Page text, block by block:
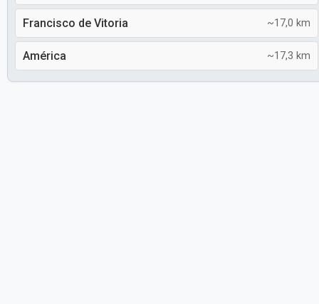
Francisco de Vitoria ~17,0 km
América ~17,3 km